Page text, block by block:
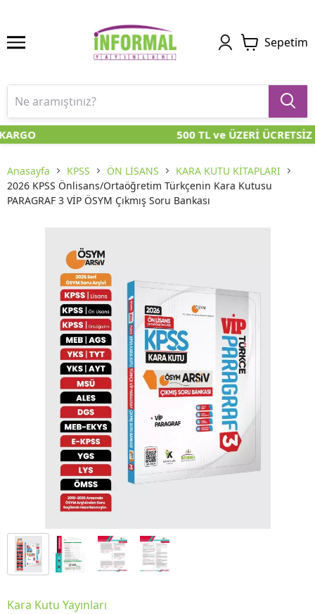
Sepetim
500 TL ve ÜZERİ ÜCRETSİZ
Anasayfa KPSS ÖN LİSANS
KARA KUTU KİTAPLARI
2026 KPSS Önlisans/Ortaöğretim Türkçenin Kara Kutusu
PARAGRAF 3 VİP ÖSYM Çıkmış Soru Bankası
Kara Kutu Yayınları